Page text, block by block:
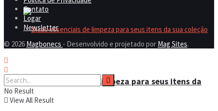
Dicas essenciais de limpeza para seus itens da
Contato
Logar
Newsletter
© 2026 Magbonecs - Desenvolvido e projetado por Mag Sites.
No Result
View All Result